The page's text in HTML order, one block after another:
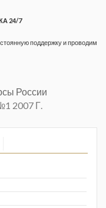
24/7
поддержку и проводим
России
2007 Г.
бюллетень
надзору
и космос
катастроф
ресурсы России